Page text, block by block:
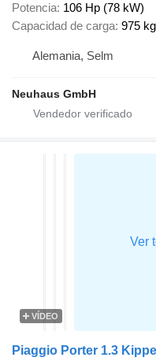
Potencia 106 Hp (78 kW)
Capacidad de carga 975 kg
Alemania, Selm
Neuhaus GmbH
VÍDEO
Piaggio Porter 1.3